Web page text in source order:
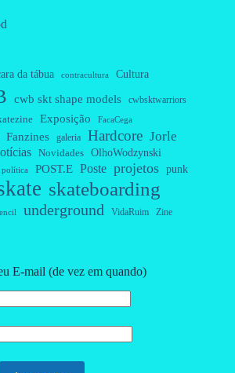
da tábua contracultura Cultura
cwb skt shape models cwbsktwarriors
Exposição FacaCega
Fanzines galeria Hardcore Jorle
Novidades OlhoWodzynski
política POST.E Poste projetos punk
skateboarding
underground VidaRuim Zine
E-mail (de vez em quando)